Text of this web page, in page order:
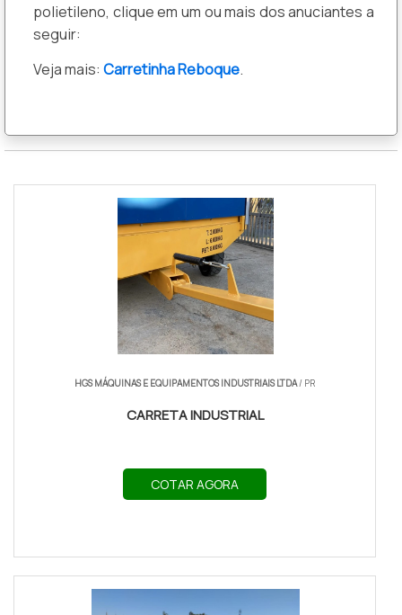
polietileno, clique em um ou mais dos anuciantes a
seguir:
Veja mais: Carretinha Reboque.
HGS MÁQUINAS E EQUIPAMENTOS INDUSTRIAIS LTDA/ PR
CARRETA INDUSTRIAL
COTAR AGORA